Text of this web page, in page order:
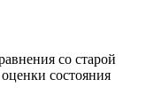
со старой
состояния